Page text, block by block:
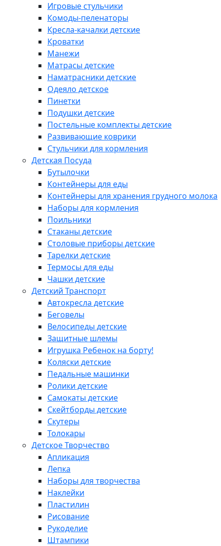
Игровые стульчики
Комоды-пеленаторы
Кресла-качалки детские
Кроватки
Манежи
Матрасы детские
Наматрасники детские
Одеяло детское
Пинетки
Подушки детские
Постельные комплекты детские
Развивающие коврики
Стульчики для кормления
Детская Посуда
Бутылочки
Контейнеры для еды
Контейнеры для хранения грудного молока
Наборы для кормления
Поильники
Стаканы детские
Столовые приборы детские
Тарелки детские
Термосы для еды
Чашки детские
Детский Транспорт
Автокресла детские
Беговелы
Велосипеды детские
Защитные шлемы
Игрушка Ребенок на борту!
Коляски детские
Педальные машинки
Ролики детские
Самокаты детские
Скейтборды детские
Скутеры
Толокары
Детское Творчество
Апликация
Лепка
Наборы для творчества
Наклейки
Пластилин
Рисование
Рукоделие
Штампики